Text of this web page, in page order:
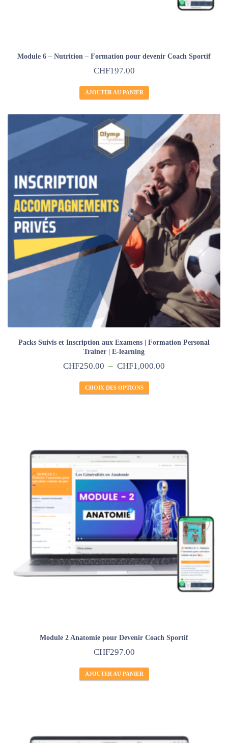
Module 6 – Nutrition – Formation pour devenir Coach Sportif
CHF197.00
AJOUTER AU PANIER
Packs Suivis et Inscription aux Examens | Formation Personal
Trainer | E-learning
CHF250.00 – CHF1,000.00
CHOIX DES OPTIONS
Module 2 Anatomie pour Devenir Coach Sportif
CHF297.00
AJOUTER AU PANIER